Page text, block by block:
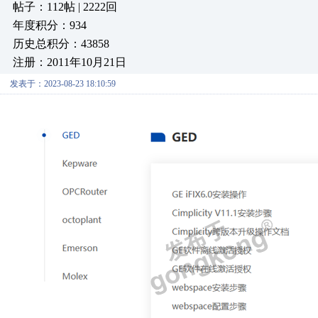
帖子：112帖 | 2222回
年度积分：934
历史总积分：43858
注册：2011年10月21日
发表于：2023-08-23 18:10:59